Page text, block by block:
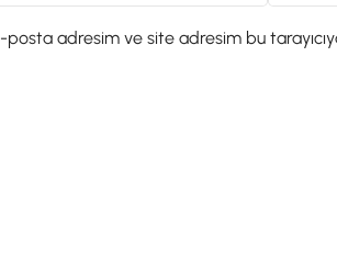
posta adresim ve site adresim bu